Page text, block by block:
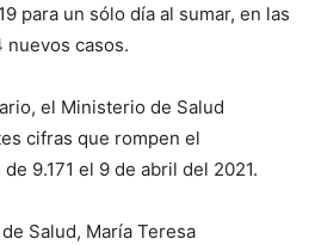
para un sólo día al sumar, en las
nuevos casos.
el Ministerio de Salud
cifras que rompen el
9.171 el 9 de abril del 2021.
Salud, María Teresa